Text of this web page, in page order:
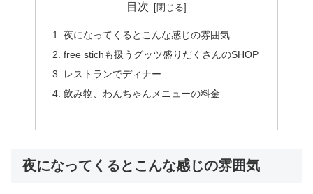
目次
夜になってくるとこんな感じの雰囲気
free stichも扱うグッツ盛りだくさんのSHOP
レストランでディナー
飲み物、わんちゃんメニューの料金
夜になってくるとこんな感じの雰囲気